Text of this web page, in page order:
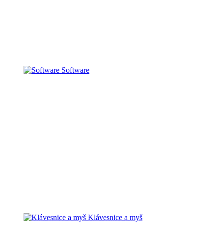
Software
Klávesnice a myš